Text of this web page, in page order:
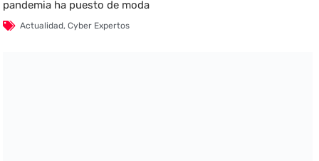
pandemia ha puesto de moda
Actualidad,Cyber Expertos